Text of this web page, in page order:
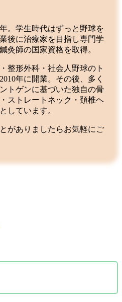
。学生時代はずっと野球を
後に治療家を目指し専門学
灸師の国家資格を取得。
整形外科・社会人野球のト
年に開業。その後、多く
トゲンに基づいた独自の骨
ストレートネック・頚椎ヘ
しています。
がありましたらお気軽にご